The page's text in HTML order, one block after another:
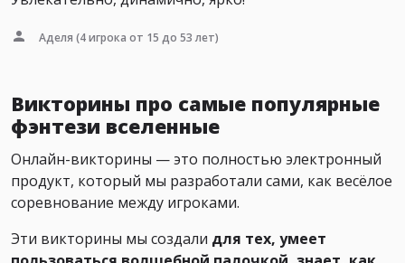
Аделя (4 игрока от 15 до 53 лет)
Викторины про самые популярные
фэнтези вселенные
Онлайн-викторины — это полностью электронный
продукт, который мы разработали сами, как весёлое
соревнование между игроками.
Эти викторины мы создали для тех, умеет